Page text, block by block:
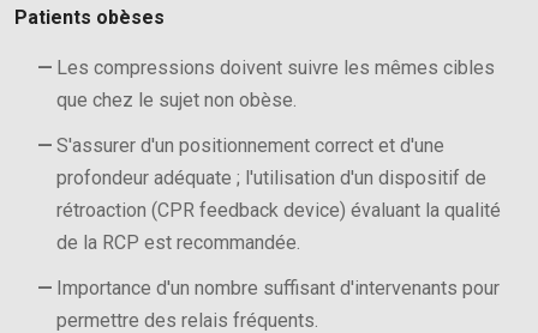
Patients obèses
Les compressions doivent suivre les mêmes cibles
que chez le sujet non obèse.
S'assurer d'un positionnement correct et d'une
profondeur adéquate ; l'utilisation d'un dispositif de
rétroaction (CPR feedback device) évaluant la qualité
de la RCP est recommandée.
Importance d'un nombre suffisant d'intervenants pour
permettre des relais fréquents.